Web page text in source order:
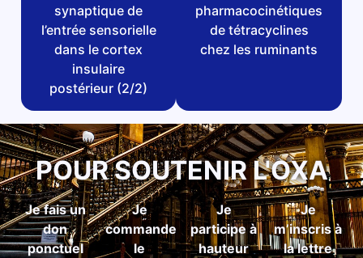
synaptique de
l’entrée sensorielle
dans le cortex
insulaire
postérieur (2/2)
pharmacocinétiques
de tétracyclines
chez les ruminants
POUR SOUTENIR L'OXA
Je fais un
don
ponctuel
Je
commande
le
Je
participe à
hauteur
Je
m’inscris à
la lettre